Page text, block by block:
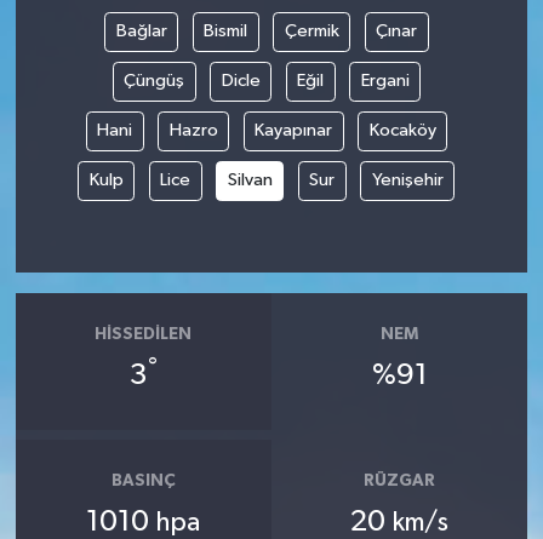
Bağlar Bismil Çermik Çınar
Çüngüş Dicle Eğil Ergani
Hani Hazro Kayapınar Kocaköy
Kulp Lice Silvan Sur Yenişehir
HISSEDILEN
3°
NEM
%91
BASINÇ
1010 hpa
RÜZGAR
20 km/s